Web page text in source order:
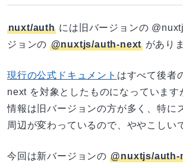
nuxt/auth には旧バージョンの
ジョンの @nuxtjs/auth-nextがありま
現行の公式ドキュメント はすべて後者
next を対象としたものになっています
情報は旧バージョンの方が多く、特に
周辺が変わっているので、ややこしい
今回は新バージョンの @nuxtjs/auth-